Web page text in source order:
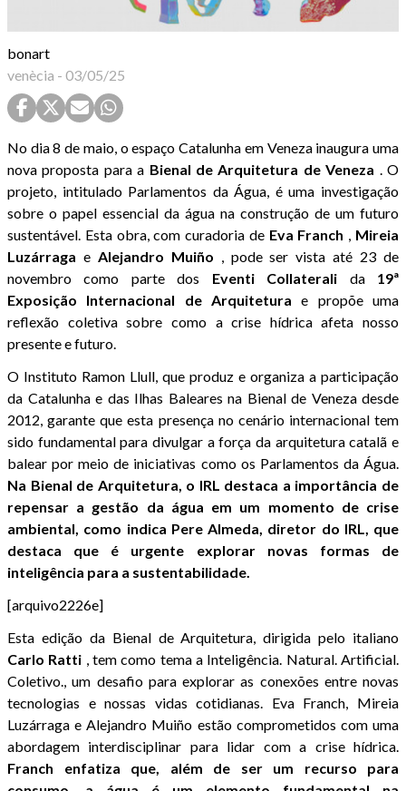
bonart
venècia - 03/05/25
No dia 8 de maio, o espaço Catalunha em Veneza inaugura uma
nova proposta para a Bienal de Arquitetura de Veneza . O
projeto, intitulado Parlamentos da Água, é uma investigação
sobre o papel essencial da água na construção de um futuro
sustentável. Esta obra, com curadoria de Eva Franch , Mireia
Luzárraga e Alejandro Muiño , pode ser vista até 23 de
novembro como parte dos Eventi Collaterali da 19ª
Exposição Internacional de Arquitetura e propõe uma
reflexão coletiva sobre como a crise hídrica afeta nosso
presente e futuro.
O Instituto Ramon Llull, que produz e organiza a participação
da Catalunha e das Ilhas Baleares na Bienal de Veneza desde
2012, garante que esta presença no cenário internacional tem
sido fundamental para divulgar a força da arquitetura catalã e
balear por meio de iniciativas como os Parlamentos da Água.
Na Bienal de Arquitetura, o IRL destaca a importância de
repensar a gestão da água em um momento de crise
ambiental, como indica Pere Almeda, diretor do IRL, que
destaca que é urgente explorar novas formas de
inteligência para a sustentabilidade.
[arquivo2226e]
Esta edição da Bienal de Arquitetura, dirigida pelo italiano
Carlo Ratti , tem como tema a Inteligência. Natural. Artificial.
Coletivo., um desafio para explorar as conexões entre novas
tecnologias e nossas vidas cotidianas. Eva Franch, Mireia
Luzárraga e Alejandro Muiño estão comprometidos com uma
abordagem interdisciplinar para lidar com a crise hídrica.
Franch enfatiza que, além de ser um recurso para